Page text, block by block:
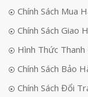
Chính Sách Mua
Chính Sách Giao
Hình Thức Thanh
Chính Sách Bảo
Chính Sách Đổi